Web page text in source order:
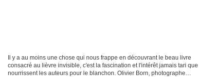
Il y a au moins une chose qui nous frappe en découvrant le beau livre
consacré au lièvre invisible, c'est la fascination et l'intérêt jamais tari que
nourrissent les auteurs pour le blanchon. Olivier Born, photographe